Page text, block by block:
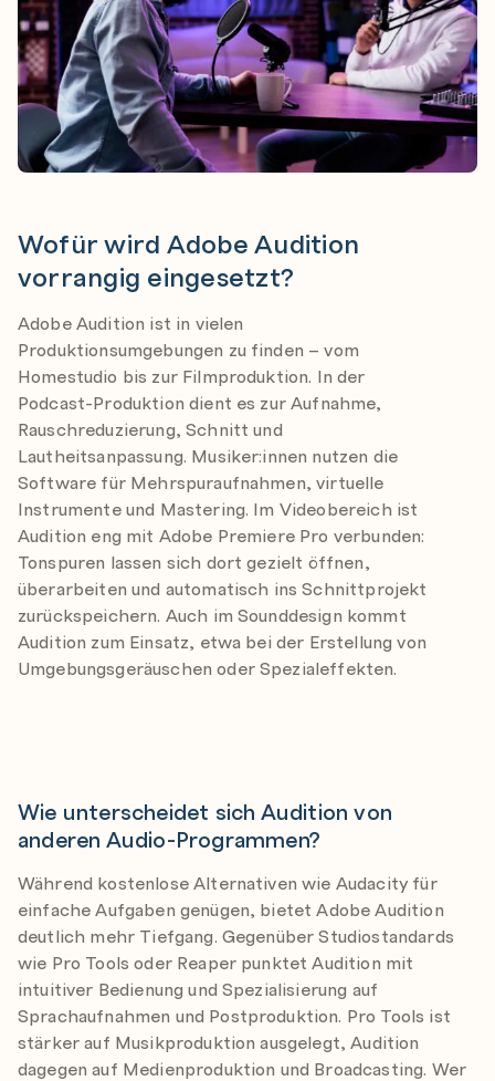
Wofür wird Adobe Audition
vorrangig eingesetzt?
Adobe Audition ist in vielen
Produktionsumgebungen zu finden – vom
Homestudio bis zur Filmproduktion. In der
Podcast-Produktion dient es zur Aufnahme,
Rauschreduzierung, Schnitt und
Lautheitsanpassung. Musiker:innen nutzen die
Software für Mehrspuraufnahmen, virtuelle
Instrumente und Mastering. Im Videobereich ist
Audition eng mit Adobe Premiere Pro verbunden:
Tonspuren lassen sich dort gezielt öffnen,
überarbeiten und automatisch ins Schnittprojekt
zurückspeichern. Auch im Sounddesign kommt
Audition zum Einsatz, etwa bei der Erstellung von
Umgebungsgeräuschen oder Spezialeffekten.
Wie unterscheidet sich Audition von
anderen Audio-Programmen?
Während kostenlose Alternativen wie Audacity für
einfache Aufgaben genügen, bietet Adobe Audition
deutlich mehr Tiefgang. Gegenüber Studiostandards
wie Pro Tools oder Reaper punktet Audition mit
intuitiver Bedienung und Spezialisierung auf
Sprachaufnahmen und Postproduktion. Pro Tools ist
stärker auf Musikproduktion ausgelegt, Audition
dagegen auf Medienproduktion und Broadcasting. Wer